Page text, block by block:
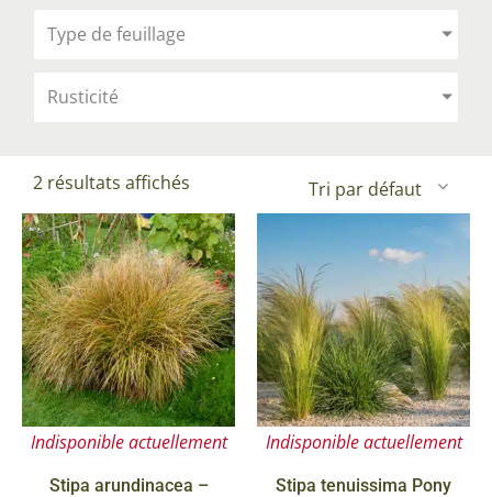
Type de feuillage
Rusticité
2 résultats affichés
Indisponible actuellement
Stipa arundinacea –
Indisponible actuellement
Stipa tenuissima Pony
de
à
Ce
a